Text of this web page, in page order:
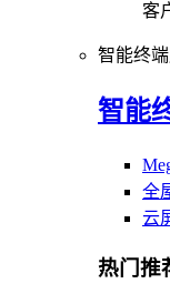
客
智能终
智能
全
云
热门推